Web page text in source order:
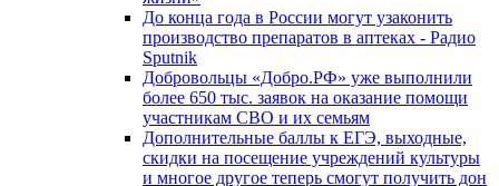
До конца года в России могут узаконить
производство препаратов в аптеках - Радио
Sputnik
Добровольцы «Добро.РФ» уже выполнили
более 650 тыс. заявок на оказание помощи
участникам СВО и их семьям
Дополнительные баллы к ЕГЭ, выходные,
скидки на посещение учреждений культуры
и многое другое теперь смогут получить дон